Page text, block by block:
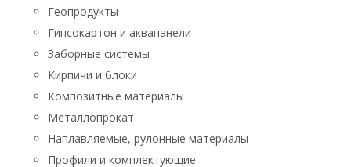
Геопродукты
Гипсокартон и аквапанели
Заборные системы
Кирпичи и блоки
Композитные материалы
Металлопрокат
Наплавляемые, рулонные материалы
Профили и комплектующие